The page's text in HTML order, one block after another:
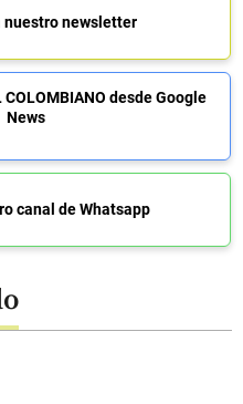
nuestro newsletter
desde Google
News
canal de Whatsapp